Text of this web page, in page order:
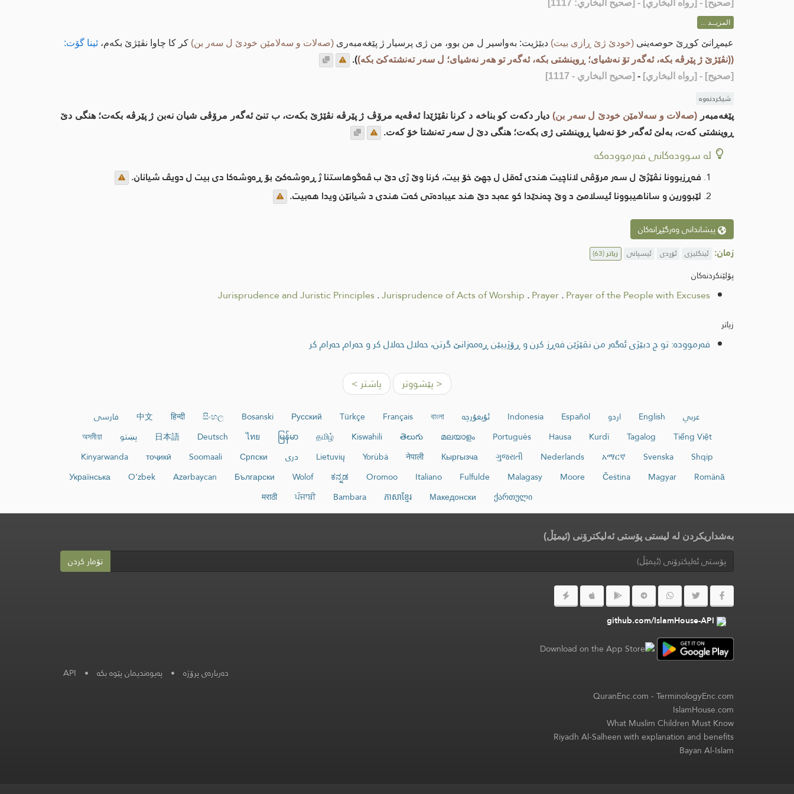
[صحيح] - [رواه البخاري] - [صحيح البخاري: 1117]
المزيــد ...
عيمڕانێ كوڕێ حوصه‌ینی (خودێ ژێ ڕازی بیت) دبێژیت: به‌واسیر ل من بوو، من ژی پرسیار ژ پێغه‌مبه‌ری (صه‌لات و سه‌لامێن خودێ ل سه‌ر بن) كر كا چاوا نڤێژێ بكه‌م، ئینا گۆت:
((نڤێژێ ژ پێرڤه‌ بكه‌، ئه‌گه‌ر تۆ نه‌شیای؛ ڕوینشتی بكه‌، ئه‌گه‌ر تو هه‌ر نه‌شیای؛ ل سه‌ر ته‌نشته‌كێ بكه‌)).
[صحيح] - [رواه البخاري] - [صحيح البخاري - 1117]
شیکردنەوە
پێغه‌مبه‌ر (صه‌لات و سه‌لامێن خودێ ل سه‌ر بن) دیار دكه‌ت كو بناخه‌ د كرنا نڤێژێدا ئه‌ڤه‌یه‌ مرۆڤ ژ پێرڤه‌ نڤێژێ بكه‌ت، ب تنێ ئه‌گه‌ر مرۆڤی شیان نه‌بن ژ پێرڤه‌ بكه‌ت؛ هنگی دێ
ڕوینشتی كه‌ت، به‌لێ ئه‌گه‌ر خۆ نه‌شیا ڕوینشتی ژی بكه‌ت؛ هنگی دێ ل سه‌ر ته‌نشتا خۆ كه‌ت.
لە سوودەکانی فەرموودەکە
فه‌ڕزبوونا نڤێژێ ل سه‌ر مرۆڤی لاناچیت هندی ئه‌قل ل جهێ خۆ بیت، كرنا وێ ژی دێ ب ڤه‌گوهاستنا ژ ڕه‌وشه‌كێ بۆ ڕه‌وشه‌كا دی بیت ل دویڤ شیانان.
لێبوورین و ساناهیبوونا ئیسلامێ د وێ چه‌ندێدا كو عه‌بد دێ هند عیباده‌تی كه‌ت هندی د شیانێن ویدا هه‌بیت.
پیشاندانی وەرگێڕانەکان
زمان: ئینگلیزی ئۆردی ئیسپانی زیاتر(63)
پۆلێنکردنەکان
Jurisprudence and Juristic Principles.Jurisprudence of Acts of Worship .Prayer.Prayer of the People with Excuses
زیاتر
فەرموودە: تو چ دبێژی ئەگەر من نڤێژێن فەڕز کرن و ڕۆژییێن ڕەمەزانێ گرتن، حەلال حەلال کر و حەرام حەرام کر
< پێشووتر پاشتر >
عربي English اردو Español
Indonesia ئۇيغۇرچە বাংলা
Français
Türkçe
Русский
Bosanski
සිංහල
हिन्दी
中文
فارسی
Tiếng Việt
Tagalog
Kurdî
Hausa
Português
മലയാളം
తెలుగు
Kiswahili
தமிழ்
မြန်မာ
ไทย
Deutsch
日本語 پښتو
অসমীয়া
Shqip
Svenska
አማርኛ
Nederlands
ગુજરાતી
Кыргызча
नेपाली
Yorùbá
Lietuvių دری Српски
Soomaali
тоҷикӣ
Kinyarwanda
Română
Magyar
Čeština
Moore
Malagasy
Fulfulde
Italiano
Oromoo
ಕನ್ನಡ
Wolof
Български
Azərbaycan
O‘zbek
Українська
ქართული
Македонски
ភាសាខ្មែរ
Bambara
ਪੰਜਾਬੀ
मराठी
بەشداریکردن لە لیستی پۆستی ئەلیکترۆنی (ئیمێڵ)
تۆمار کردن
github.com/IslamHouse-API
دەربارەی پرۆژە • پەیوەندیمان پێوە بکە •
API
QuranEnc.com-TerminologyEnc.com
IslamHouse.com
What Muslim Children Must Know
Riyadh Al-Salheen with explanation and benefits
Bayan Al-Islam